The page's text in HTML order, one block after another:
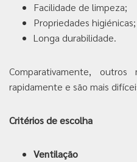
Facilidade de limpeza;
Propriedades higiénicas;
Longa durabilidade.
Comparativamente, outros
rapidamente e são mais
Critérios de escolha
Ventilação